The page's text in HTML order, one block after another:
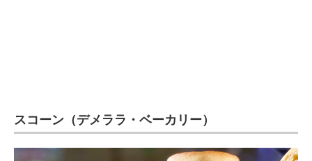
スコーン（デメララ・ベーカリー）